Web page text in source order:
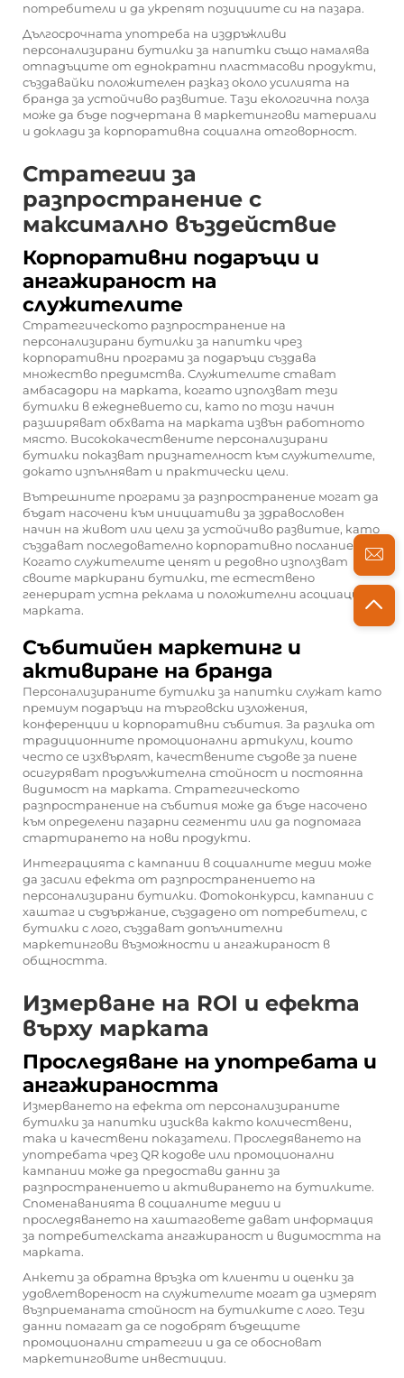
потребители и да укрепят позициите си на пазара.
Дългосрочната употреба на издръжливи
персонализирани бутилки за напитки също намалява
отпадъците от еднократни пластмасови продукти,
създавайки положителен разказ около усилията на
бранда за устойчиво развитие. Тази екологична полза
може да бъде подчертана в маркетингови материали
и доклади за корпоративна социална отговорност.
Стратегии за
разпространение с
максимално въздействие
Корпоративни подаръци и
ангажираност на
служителите
Стратегическото разпространение на
персонализирани бутилки за напитки чрез
корпоративни програми за подаръци създава
множество предимства. Служителите стават
амбасадори на марката, когато използват тези
бутилки в ежедневието си, като по този начин
разширяват обхвата на марката извън работното
място. Висококачествените персонализирани
бутилки показват признателност към служителите,
докато изпълняват и практически цели.
Вътрешните програми за разпространение могат да
бъдат насочени към инициативи за здравословен
начин на живот или цели за устойчиво развитие, като
създават последователно корпоративно послание.
Когато служителите ценят и редовно използват
своите маркирани бутилки, те естествено
генерират устна реклама и положителни асоциации с
марката.
Събитийен маркетинг и
активиране на бранда
Персонализираните бутилки за напитки служат като
премиум подаръци на търговски изложения,
конференции и корпоративни събития. За разлика от
традиционните промоционални артикули, които
често се изхвърлят, качествените съдове за пиене
осигуряват продължителна стойност и постоянна
видимост на марката. Стратегическото
разпространение на събития може да бъде насочено
към определени пазарни сегменти или да подпомага
стартирането на нови продукти.
Интеграцията с кампании в социалните медии може
да засили ефекта от разпространението на
персонализирани бутилки. Фотоконкурси, кампании с
хаштаг и съдържание, създадено от потребители, с
бутилки с лого, създават допълнителни
маркетингови възможности и ангажираност в
общността.
Измерване на ROI и ефекта
върху марката
Проследяване на употребата и
ангажираността
Измерването на ефекта от персонализираните
бутилки за напитки изисква както количествени,
така и качествени показатели. Проследяването на
употребата чрез QR кодове или промоционални
кампании може да предостави данни за
разпространението и активирането на бутилките.
Споменаванията в социалните медии и
проследяването на хаштаговете дават информация
за потребителската ангажираност и видимостта на
марката.
Анкети за обратна връзка от клиенти и оценки за
удовлетвореност на служителите могат да измерят
възприеманата стойност на бутилките с лого. Тези
данни помагат да се подобрят бъдещите
промоционални стратегии и да се обосноват
маркетинговите инвестиции.